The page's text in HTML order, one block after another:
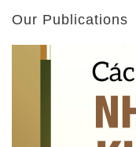
Our Publications